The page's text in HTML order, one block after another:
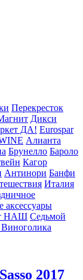
Перекресток
Дикси
ДА! Eurospar
Алианта
Брунелло Бароло
Кагор
Антинори Банфи
Италия
аксессуары
НАШ Седьмой
2017